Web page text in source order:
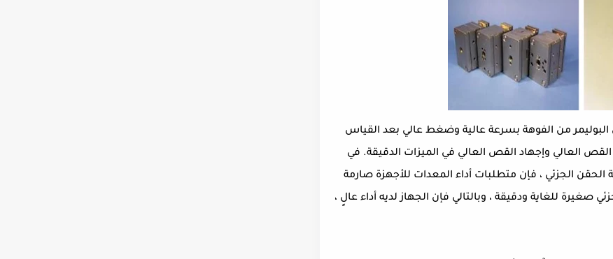
البوليمر من الفوهة بسرعة عالية وضغط عالي بعد القياس
العالي وإجهاد القص العالي في الميزات الدقيقة. في
الحقن الجزئي ، فإن متطلبات أداء المعدات للأجهزة صارمة
صغيرة للغاية ودقيقة ، وبالتالي فإن الجهاز لديه أداء عالٍ ،